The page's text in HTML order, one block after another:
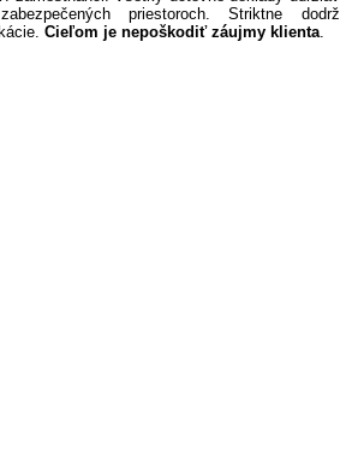
priestoroch. Striktne
Cieľom je nepoškodiť záujmy klienta.